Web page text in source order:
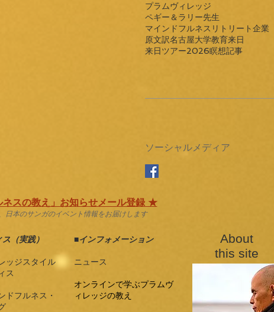
プラムヴィレッジ
ペギー＆ラリー先生
マインドフルネス リトリート企業
原文訳名古屋大学教育来日
来日ツアー2026瞑想記事
ソーシャルメディア
スの教え」お知らせメール登録 ★
日本のサンガのイベント情報をお届けします
（実践）
ッジスタイル
ス
ドフルネス・
■インフォメーション
ニュース
オンラインで学ぶプラムヴ
ィレッジの教え
​About
this site